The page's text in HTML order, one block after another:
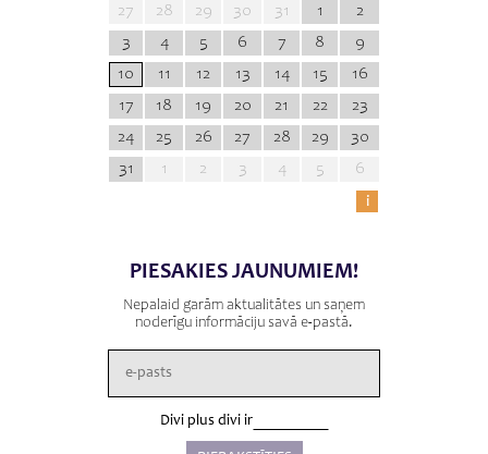
27
28 29 30 31 1
2
3
4 5 6 7 8
9
10
11 12 13 14 15
16
17
18 19 20 21 22
23
24
25 26 27 28 29
30
31
1 2 3 4 5
6
i
PIESAKIES JAUNUMIEM!
Nepalaid garām aktualitātes un saņem
noderīgu informāciju savā e-pastā.
Divi plus divi ir